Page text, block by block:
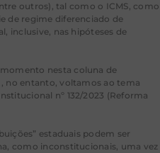
outros), tal como o ICMS, como
de regime diferenciado de
inclusive, nas hipóteses de
nesta coluna de
, no entanto, voltamos ao tema
nº 132/2023 (Reforma
estaduais podem ser
como inconstitucionais, uma vez